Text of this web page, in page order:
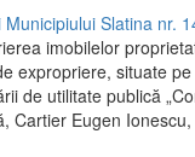
Slatina nr.
imobilelor
expropriere, situate pe
de utilitate publică
Cartier Eugen